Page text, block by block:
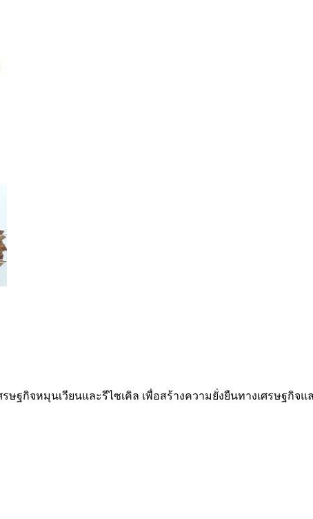
ษฐกิจหมุนเวียนและรีไซเคิล เพื่อสร้างความยั่งยืนทางเศรษฐกิ